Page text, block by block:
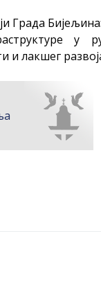
Града Бијељина:
у
и лакшег